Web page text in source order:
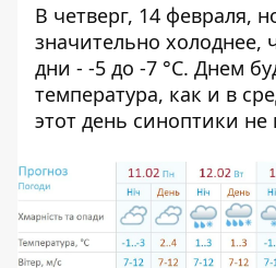
В четверг, 14 февраля,
значительно
дни - -5 до -7 °C. Днем
температура, как и в
этот день синоптики не